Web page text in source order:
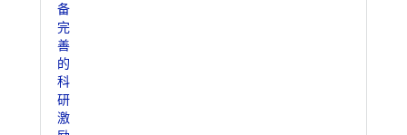
备
完
善
的
科
研
激